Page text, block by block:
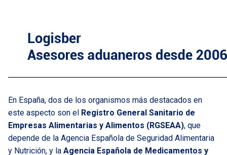
En España, dos de los organismos más destacados en
este aspecto son el Registro General Sanitario de
Empresas Alimentarias y Alimentos (RGSEAA), que
depende de la Agencia Española de Seguridad Alimentaria
y Nutrición, y la Agencia Española de Medicamentos y